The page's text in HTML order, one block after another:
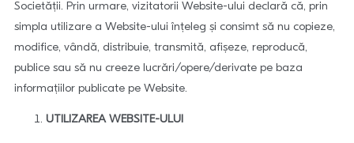
Societății. Prin urmare, vizitatorii Website-ului declară că, prin
simpla utilizare a Website-ului înțeleg și consimt să nu copieze,
modifice, vândă, distribuie, transmită, afișeze, reproducă,
publice sau să nu creeze lucrări/opere/derivate pe baza
informațiilor publicate pe Website.
UTILIZAREA WEBSITE-ULUI